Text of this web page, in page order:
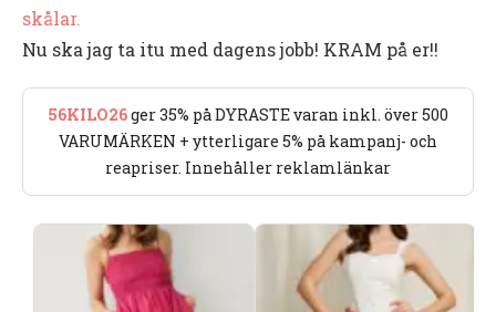
skålar.
Nu ska jag ta itu med dagens jobb! KRAM på er!!
56KILO26ger 35% på DYRASTE varan inkl. över 500
VARUMÄRKEN + ytterligare 5% på kampanj- och
reapriser. Innehåller reklamlänkar